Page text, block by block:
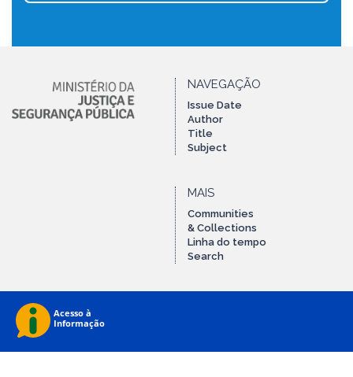
NAVEGAÇÃO
Issue Date
Author
Title
Subject
MAIS
Communities
& Collections
Linha do tempo
Search